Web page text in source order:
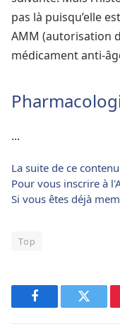
pas là puisqu’elle
AMM (autorisation
médicament anti-
...
La suite de ce
Pour vous inscrire à
Si vous êtes déjà
Top
FacebookTwitter